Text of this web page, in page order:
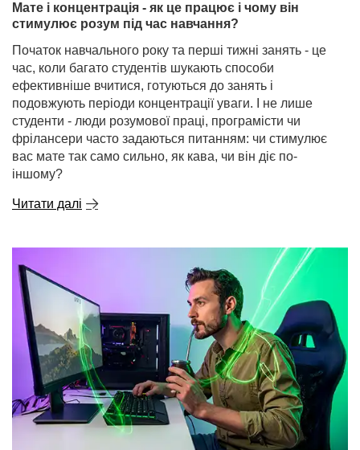
Мате і концентрація - як це працює і чому він
стимулює розум під час навчання?
Початок навчального року та перші тижні занять - це
час, коли багато студентів шукають способи
ефективніше вчитися, готуються до занять і
подовжують періоди концентрації уваги. І не лише
студенти - люди розумової праці, програмісти чи
фрілансери часто задаються питанням: чи стимулює
вас мате так само сильно, як кава, чи він діє по-
іншому?
Читати далі